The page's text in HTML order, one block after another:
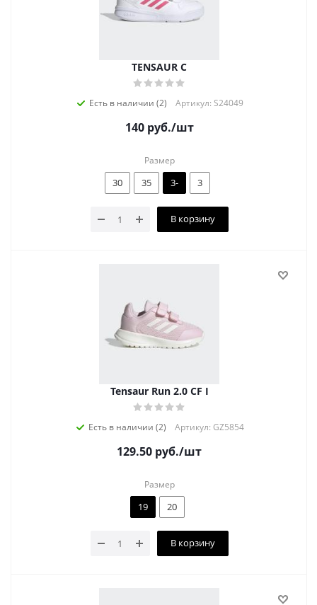
TENSAUR C
Есть в наличии (2) Артикул: S24049
140руб./шт
Размер
30 35 3- 3
В корзину
Tensaur Run 2.0 CF I
Есть в наличии (2) Артикул: GZ5854
129.50 руб./шт
Размер
19 20
В корзину